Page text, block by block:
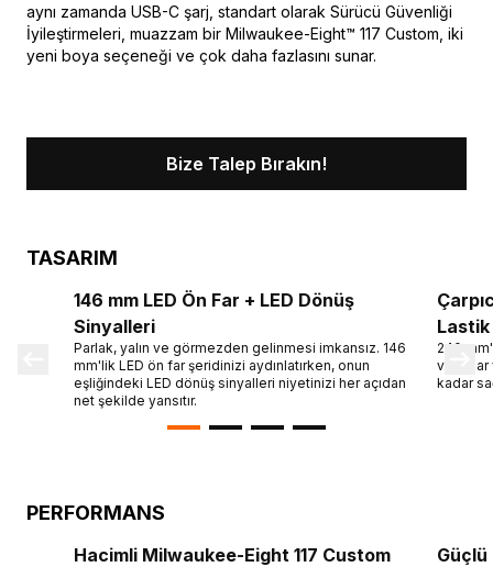
aynı zamanda USB-C şarj, standart olarak Sürücü Güvenliği
İyileştirmeleri, muazzam bir Milwaukee-Eight™ 117 Custom, iki
yeni boya seçeneği ve çok daha fazlasını sunar.
Bize Talep Bırakın!
TASARIM
146 mm LED Ön Far + LED Dönüş
Sinyalleri
Parlak, yalın ve görmezden gelinmesi imkansız. 146
mm'lik LED ön far şeridinizi aydınlatırken, onun
eşliğindeki LED dönüş sinyalleri niyetinizi her açıdan
net şekilde yansıtır.
Lastik
240
kadar
PERFORMANS
Hacimli Milwaukee-Eight 117 Custom